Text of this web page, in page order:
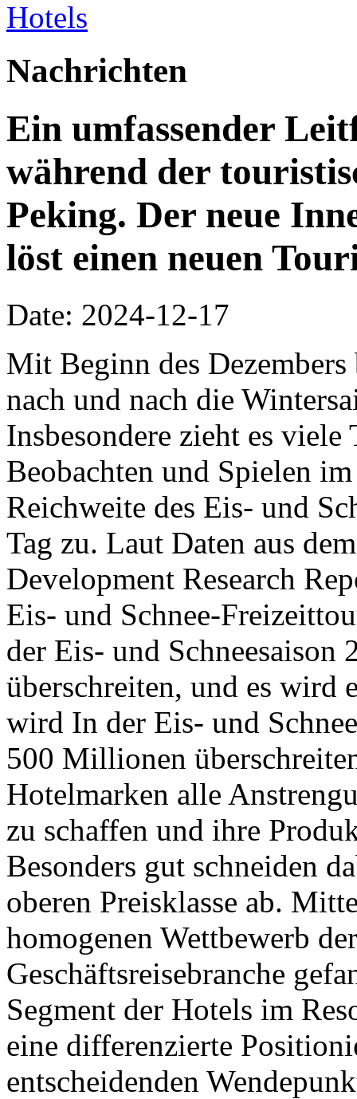
Nachrichten
Ein umfassender
während der
Peking. Der neue
löst einen neuen
Date: 2024-12-17
Mit Beginn des
nach und nach die
Insbesondere zieht es viele
Beobachten und Spielen
Reichweite des Eis- und
Tag zu. Laut Daten aus
Development Research
Eis- und Schnee-
der Eis- und
überschreiten, und es wird
wird In der Eis- und
500 Millionen
Hotelmarken alle
zu schaffen und ihre
Besonders gut schneiden
oberen Preisklasse ab.
homogenen Wettbewerb
Geschäftsreisebranche
Segment der Hotels im
eine differenzierte
entscheidenden